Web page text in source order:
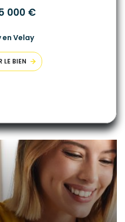
000 €
en Velay
LE BIEN